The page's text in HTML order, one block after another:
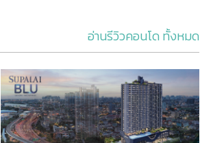
อ่านรีวิวคอนโด ทั้งหมด